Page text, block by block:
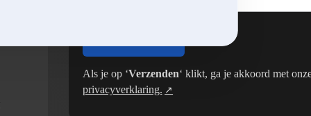
Als je op ‘Verzenden‘ klikt, ga je akkoord met
privacyverklaring.